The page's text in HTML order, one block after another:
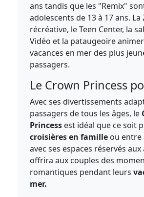
ans tandis que les "Remix"
adolescents de 13 à 17 ans. La
récréative, le Teen Center, la
Vidéo et la pataugeoire
vacances en mer des plus
passagers.
Le Crown Princess
Avec ses divertissements
passagers de tous les âges, le
Princess est idéal que ce soit
croisières en famille ou entre
avec ses espaces réservés
offrira aux couples des
romantiques pendant leurs
mer.